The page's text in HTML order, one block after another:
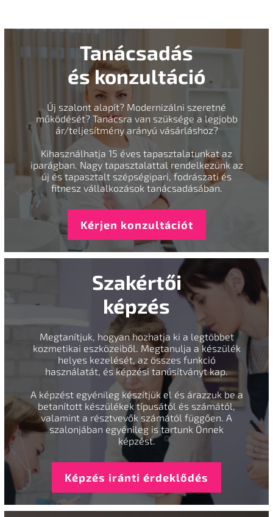
Tanácsadás
és konzultáció
Új szalont alapít? Modernizálni szeretné
működését? Tanácsra van szüksége a legjobb
ár/teljesítmény arányú vásárláshoz?
Kihasználhatja 15 éves tapasztalatunkat az
iparágban. Nagy tapasztalattal rendelkezünk az
új és tapasztalt szépségipari, fodrászati és
fitnesz vállalkozások tanácsadásában.
Kérjen konzultációt
Szakértői
képzés
Megtanítjuk, hogyan hozhatja ki a legtöbbet
kozmetikai eszközeiből. Megtanulja a készülék
helyes kezelését, az összes funkció
használatát, és képzési tanúsítványt kap.
A képzést egyénileg készítjük el és árazzuk be a
betanított készülékek típusától és számától,
valamint a résztvevők számától függően. A
szalonjában egyénileg is tartunk Önnek
képzést.
Képzés iránti érdeklődés